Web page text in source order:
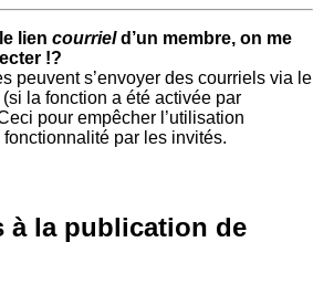
lien courrield’un membre, on me
!?
peuvent s’envoyer des courriels via le
la fonction a été activée par
pour empêcher l’utilisation
par les invités.
à la publication de